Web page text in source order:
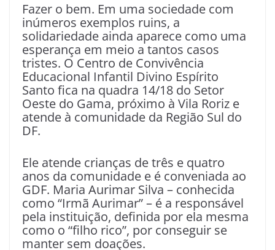
Fazer o bem. Em uma sociedade com
inúmeros exemplos ruins, a
solidariedade ainda aparece como uma
esperança em meio a tantos casos
tristes. O Centro de Convivência
Educacional Infantil Divino Espírito
Santo fica na quadra 14/18 do Setor
Oeste do Gama, próximo à Vila Roriz e
atende à comunidade da Região Sul do
DF.
Ele atende crianças de três e quatro
anos da comunidade e é conveniada ao
GDF. Maria Aurimar Silva – conhecida
como “Irmã Aurimar” – é a responsável
pela instituição, definida por ela mesma
como o “filho rico”, por conseguir se
manter sem doações.